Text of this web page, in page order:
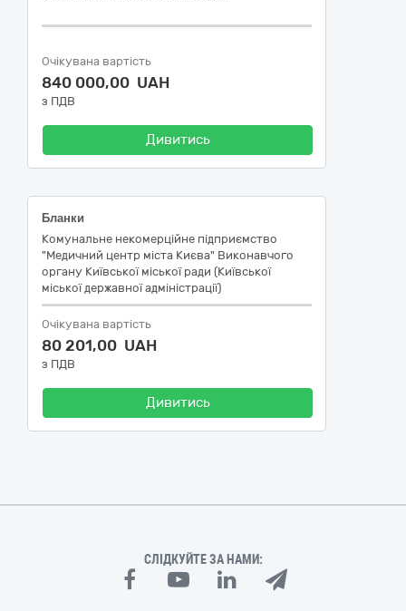
Очікувана вартість
840 000,00 UAH
з ПДВ
Дивитись
Бланки
Комунальне некомерційне підприємство
"Медичний центр міста Києва" Виконавчого
органу Київської міської ради (Київської
міської державної адміністрації)
Очікувана вартість
80 201,00 UAH
з ПДВ
Дивитись
СЛІДКУЙТЕ ЗА НАМИ: